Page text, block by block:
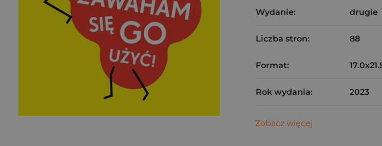
Wydanie: drugie
Liczba stron: 88
Format:
Rok wydania: 2023
Zobacz więcej